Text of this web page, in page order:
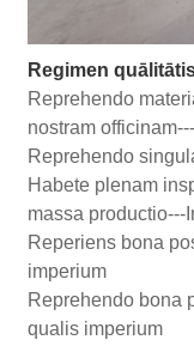
Regimen
Reprehendo
nostram
Reprehendo
Habete plenam
massa productio---
Reperiens bona
imperium
Reprehendo bona
qualis imperium